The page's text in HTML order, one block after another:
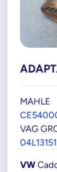
MAHLE
VAG
VW